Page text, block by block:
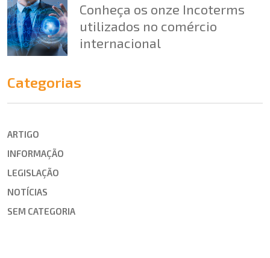
Conheça os onze Incoterms
utilizados no comércio
internacional
Categorias
ARTIGO
INFORMAÇÃO
LEGISLAÇÃO
NOTÍCIAS
SEM CATEGORIA